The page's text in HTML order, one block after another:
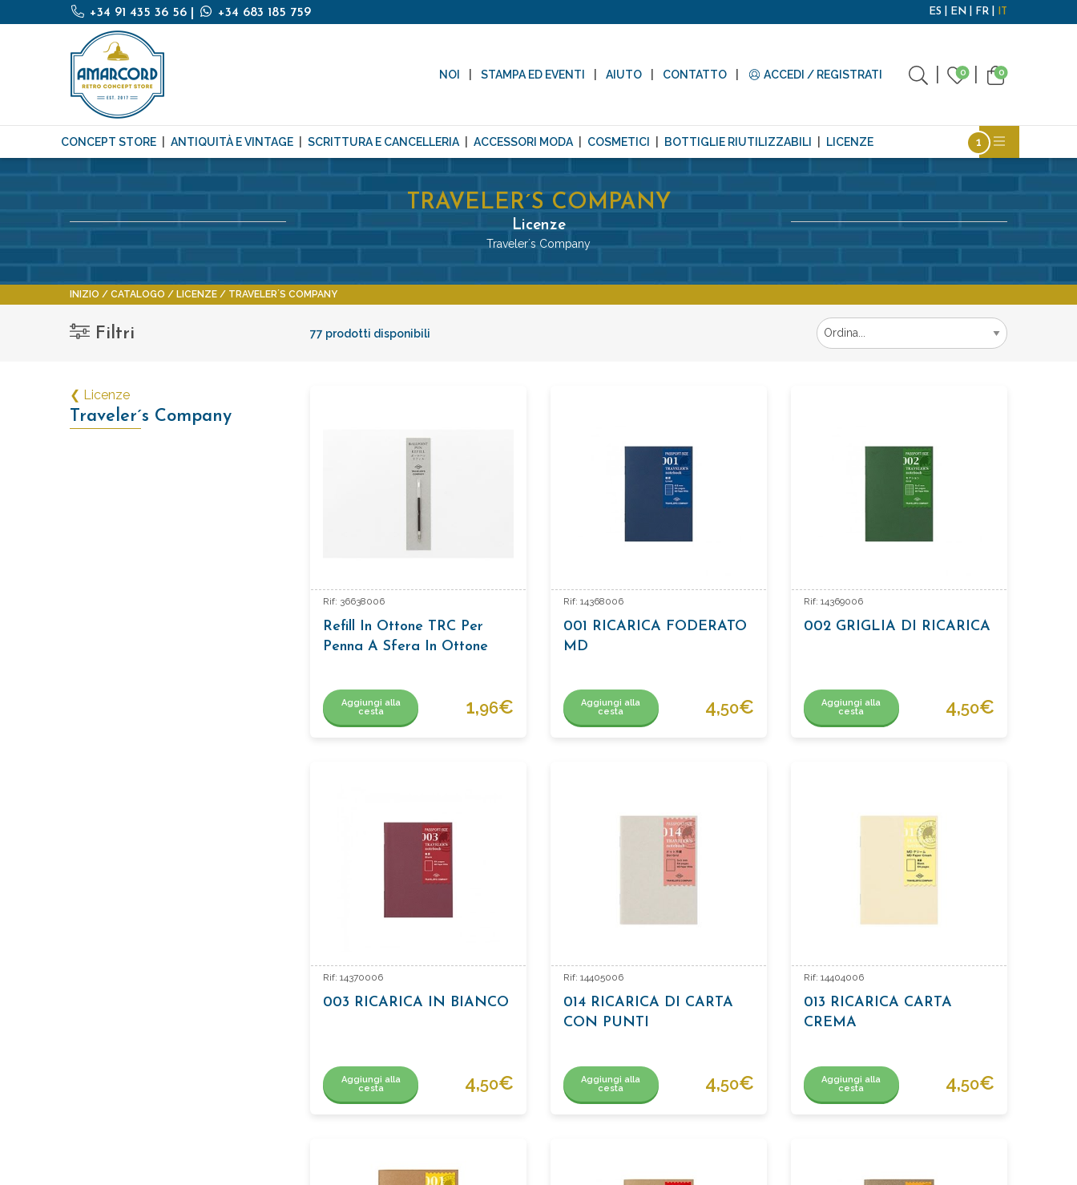
+34 91 435 36 56 +34 683 185 759 ES EN FR IT
NOI STAMPA ED EVENTI AIUTO CONTATTO ACCEDI / REGISTRATI 0 0
CONCEPT STORE ANTIQUITÀ E VINTAGE SCRITTURA E CANCELLERIA ACCESSORI MODA COSMETICI BOTTIGLIE RIUTILIZZABILI LICENZE
TRAVELER´S COMPANY
Licenze
Traveler´s Company
INIZIO CATALOGO LICENZE TRAVELER´S COMPANY
Filtri 77 prodotti disponibili
❮ Licenze
Traveler´s Company
Rif: 36638006
Refill In Ottone TRC Per
Penna A Sfera In Ottone
Aggiungi alla
cesta
1,96€
Rif: 14368006
001 RICARICA FODERATO
MD
Aggiungi alla
cesta
4,50€
Rif: 14369006
002 GRIGLIA DI RICARICA
Aggiungi alla
cesta
4,50€
Rif: 14370006
003 RICARICA IN BIANCO
Aggiungi alla
cesta
4,50€
Rif: 14405006
014 RICARICA DI CARTA
CON PUNTI
Aggiungi alla
cesta
4,50€
Rif: 14404006
013 RICARICA CARTA
CREMA
Aggiungi alla
cesta
4,50€